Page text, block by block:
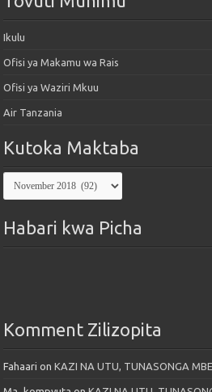
Ikulu
Ofisi ya Makamu wa Rais
Ofisi ya Waziri Mkuu
Air Tanzania
Kutoka Maktaba
Kutoka
Maktaba
Habari kwa Picha
Komment Zilizopita
Fahaari onKAZI NA UTU, TUNASONGA